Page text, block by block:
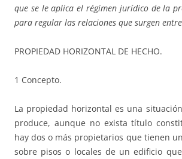
que se le aplica el régimen jurídico de la
para regular las relaciones que surgen
PROPIEDAD HORIZONTAL DE HECHO.
1 Concepto.
La propiedad horizontal es una
produce, aunque no exista título
hay dos o más propietarios que tienen
sobre pisos o locales de un edificio